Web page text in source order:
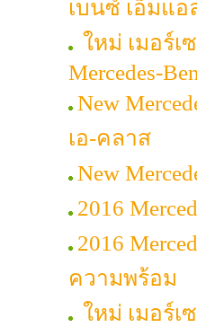
เบนซ์ เอ็มแ
ใหม่ เมอร์เ
Mercedes-
New
เอ-คลาส
New
2016
2016
ความพร้อม
ใหม่ เมอร์เ